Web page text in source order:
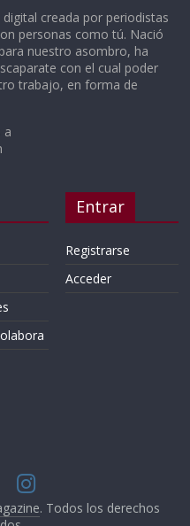
creada por periodistas
personas como tú. Nació
nuestro asombro, ha
con el cual poder
trabajo, en forma de
a
Entrar
Registrarse
Acceder
. Todos los derechos